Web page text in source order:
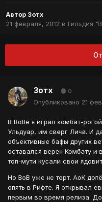
Автор Зотх
21 февраля, 2012 в Гильдия
Зотх 0
Опубликовано 21
В ВоВе я играл комбат-
Ульдуар, им сверг Лича. И
объективные бафы других
оставался верен Комбату и
топ-мути кусали свои
Но ВоВ уже не торт. АоК
опять в Рифте. Я открывал
первым во время релиза.